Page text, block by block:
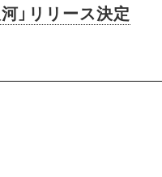
」リリース決定